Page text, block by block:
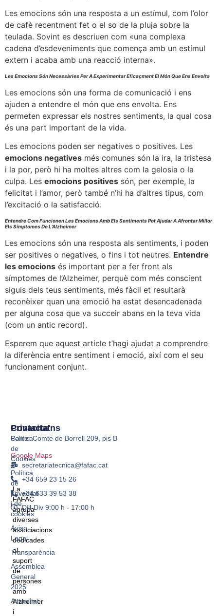
Les emocions són una resposta a un estímul, com l’olor
de cafè recentment fet o el so de la pluja sobre la
teulada. Sovint es descriuen com «una complexa
cadena d’esdeveniments que comença amb un estímul
extern i acaba amb una reacció interna».
Les Emocions Són Necessàries Per A Experimentar Eficaçment El Món Que Ens Envolta
Les emocions són una forma de comunicació i ens
ajuden a entendre el món que ens envolta. Ens
permeten expressar els nostres sentiments, la qual cosa
és una part important de la vida.
Les emocions poden ser negatives o positives. Les
emocions negatives més comunes són la ira, la tristesa
i la por, però hi ha moltes altres com la gelosia o la
culpa. Les emocions positives són, per exemple, la
felicitat i l’amor, però també n’hi ha d’altres tipus, com
l’excitació o la satisfacció.
Entendre Com Funcionen Les Emocions Amb Els Sentiments Pot Ajudar A Afrontar Millor
Els Símptomes De L’Alzheimer
Les emocions són una resposta als sentiments, i poden
ser positives o negatives, o fins i tot neutres. Entendre
les emocions és important per a fer front als
símptomes de l’Alzheimer, perquè com més conscient
siguis dels teus sentiments, més fàcil et resultarà
reconèixer quan una emoció ha estat desencadenada
per alguna cosa que va succeir abans en la teva vida
(com un antic record).
Esperem que aquest article t’hagi ajudat a comprendre
la diferència entre sentiment i emoció, així com el seu
funcionament conjunt.
La
FAFAC
agrupa
diverses
associacions
dedicades
al
suport
de
persones
amb
Alzheimer
i
Privacitat
Política
de
Cookies
Política
de
privacitat
i de
cookies
Aviso
Legal
Transparència
Assemblea
General
2025
Actualitat
Contacta'ns
Carrer Comte de Borrell 209, pis B
Google Maps
secretariatecnica@fafac.cat
+34 659 23 15 26
+34 633 39 53 38
Dill-Div 9:00 h - 17:00 h